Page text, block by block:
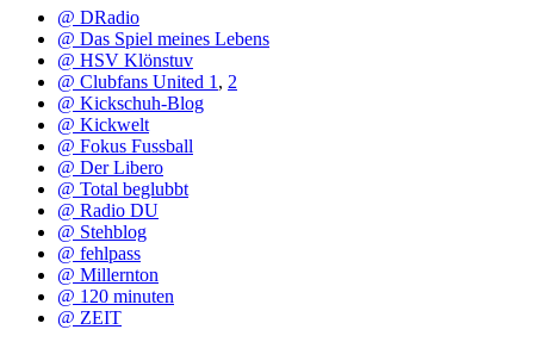
@ DRadio
@ Das Spiel meines Lebens
@ HSV Klönstuv
@ Clubfans United 1 , 2
@ Kickschuh-Blog
@ Kickwelt
@ Fokus Fussball
@ Der Libero
@ Total beglubbt
@ Radio DU
@ Stehblog
@ fehlpass
@ Millernton
@ 120 minuten
@ ZEIT